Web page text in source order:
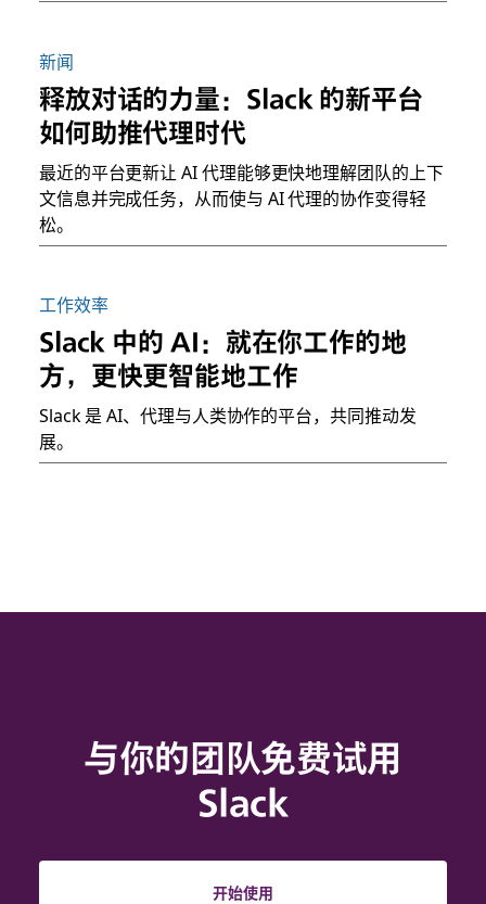
新闻
释放对话的力量：Slack 的新平台
如何助推代理时代
最近的平台更新让 AI 代理能够更快地理解团队的上下
文信息并完成任务，从而使与 AI 代理的协作变得轻
松。
工作效率
Slack 中的 AI：就在你工作的地
方，更快更智能地工作
Slack 是 AI、代理与人类协作的平台，共同推动发
展。
与你的团队免费试用
Slack
开始使用